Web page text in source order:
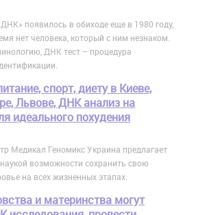
появилось в обиходе еще в 1980 году,
нет человека, который с ним незнаком.
ДНК тест – процедура
спорт, диету в Киеве,
Львове, ДНК анализ на
идеального похудения
Медикал Геномикс Украина предлагает
возможности сохранить свою
на всех жизненных этапах.
и материнства могут